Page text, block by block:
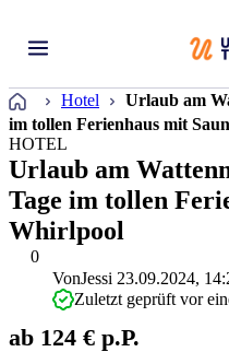
Startseite
Hotel
Urlaub am
im tollen Ferienhaus mit
0
HOTEL
Urlaub am
Tage im tollen
Whirlpool
VonJessi 23.09.2024,
Zuletzt geprüft vor
ab 124 € p.P.